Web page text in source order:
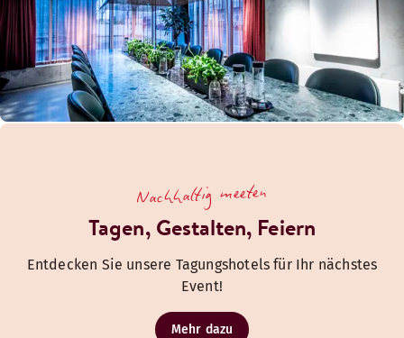
Nachhaltig meeten
Tagen, Gestalten, Feiern
Entdecken Sie unsere Tagungshotels für Ihr nächstes
Event!
Mehr dazu